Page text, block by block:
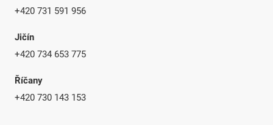
+420 731 591 956
Jičín
+420 734 653 775
Říčany
+420 730 143 153